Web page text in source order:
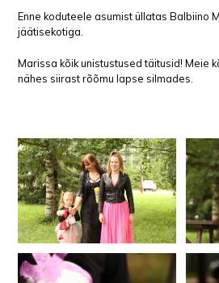
Enne koduteele asumist üllatas Balbiino
jäätisekotiga.
Marissa kõik unistustused täitusid! Meie
nähes siirast rõõmu lapse silmades.